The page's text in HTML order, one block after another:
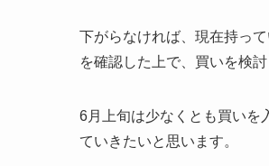
下がらなければ、現在持っ
を確認した上で、買いを検
6月上旬は少なくとも買いを
ていきたいと思います。